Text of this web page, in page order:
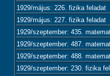
1929/május: 226. fizika feladat
1929/május: 227. fizika feladat
1929/szeptember: 435.
1929/szeptember: 487.
1929/szeptember: 488.
1929/szeptember: 230. fizika